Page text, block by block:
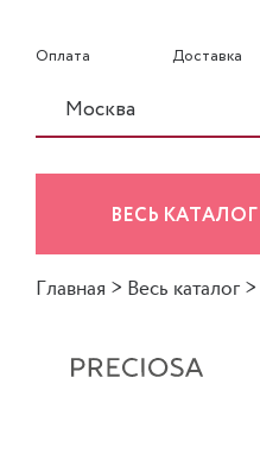
Оплата Доставка
Москва
ВЕСЬ КАТАЛОГ
Главная > Весь каталог >